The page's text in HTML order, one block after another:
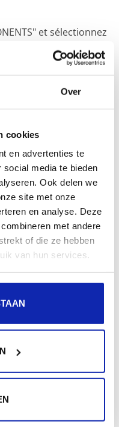
Over
cookies
en advertenties te
media te bieden
Ook delen we
site met onze
en analyse. Deze
met andere
of die ze hebben
van hun services.
et sélectionnez
driver for
ensuite sur "SELECT"